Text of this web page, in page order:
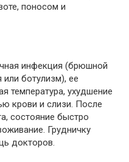
поносом и
инфекция (брюшной
или ботулизм), ее
температура, ухудшение
крови и слизи. После
состояние быстро
Грудничку
докторов.